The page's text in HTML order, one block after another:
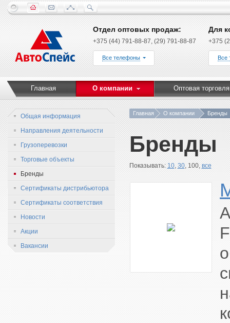
Отдел оптовых продаж:
+375 (44) 791-88-87, (29) 791-88-87
Все телефоны
Для
+375
Все
Главная О компании Оптовая торговля
Общая информация
Направления деятельности
Грузоперевозки
Торговые объекты
Бренды
Сертификаты дистрибьютора
Сертификаты соответствия
Новости
Акции
Вакансии
Главная О компании Бренды
Бренды
Показывать:10,30, 100,все